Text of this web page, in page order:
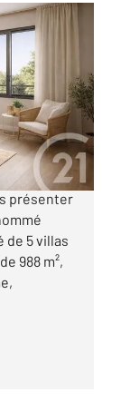
à
présenter
de 5 villas
988 m²,